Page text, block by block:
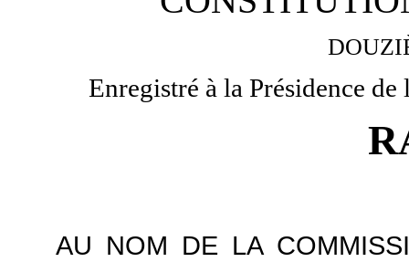
Enregistré à la Présidence
AU NOM DE LA